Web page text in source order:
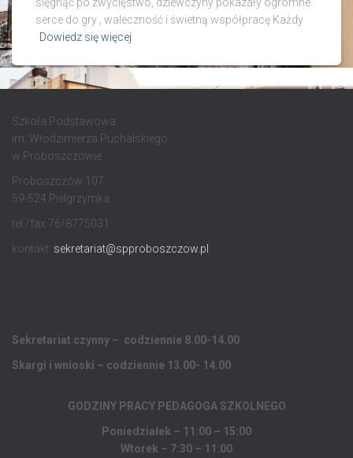
serce do gry , waleczność i świetną współpracę Każdy
Dowiedz się więcej
Szkoła Podstawowa
im. Włodzimierza Puchalskiego
w Proboszczowie
Proboszczów 107
59-524 Pielgrzymka
tel./fax 76/8775031
kontakt: sekretariat@spproboszczow.pl
Sekretariat czynny – codziennie 8.00-14.00
Skargi i wnioski – codziennie 13.00- 14.00
GODZINY PRACY PEDAGOGA SZKOLNEGO
Poniedziałek – 11:00 – 15:00
Wtorek – 7:30 – 11:00